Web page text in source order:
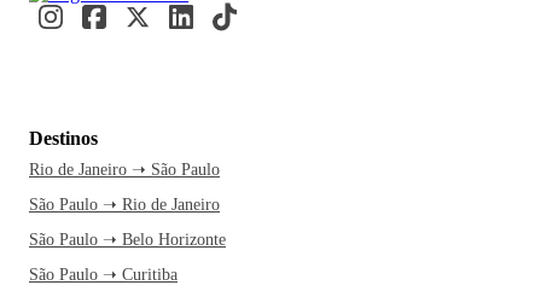
Destinos
Rio de Janeiro ➝ São Paulo
São Paulo ➝ Rio de Janeiro
São Paulo ➝ Belo Horizonte
São Paulo ➝ Curitiba